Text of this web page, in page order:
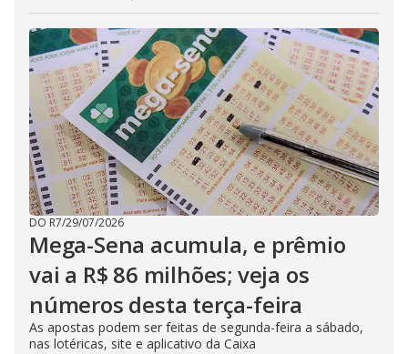
DO R7/29/07/2026
Mega-Sena acumula, e prêmio
vai a R$ 86 milhões; veja os
números desta terça-feira
As apostas podem ser feitas de segunda-feira a sábado,
nas lotéricas, site e aplicativo da Caixa